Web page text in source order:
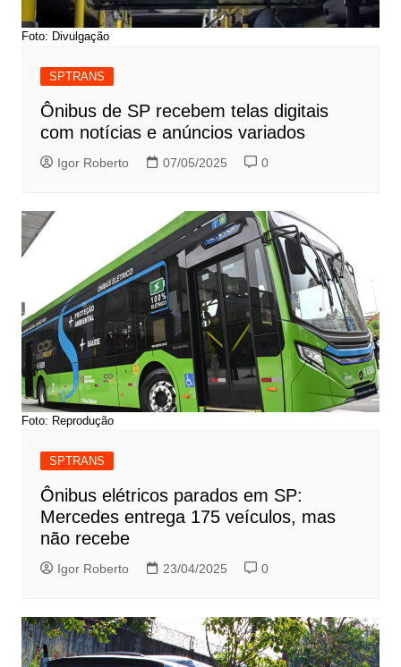
Foto: Divulgação
SPTRANS
Ônibus de SP recebem telas digitais
com notícias e anúncios variados
Igor Roberto 07/05/2025 0
Foto: Reprodução
SPTRANS
Ônibus elétricos parados em SP:
Mercedes entrega 175 veículos, mas
não recebe
Igor Roberto 23/04/2025 0